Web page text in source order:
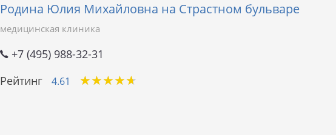
Родина Юлия Михайловна на Страстном бульваре
медицинская клиника
+7 (495) 988-32-31
Рейтинг
4.61 ★★★★★
★★★★★